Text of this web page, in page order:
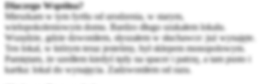
Dlaczego Wspólna?
Mieszkam w tym fyrtlu od urodzenia, w starym,
wielopokoleniowym domu. Bardzo długo szukałem lokalu.
Wszędzie, gdzie dzwoniłem, słyszałem w słuchawce: już wynajęte.
Ten lokal, w którym teraz jesteśmy, był sklepem monopolowym.
Pamiętam, że szedłem kiedyś tędy na spacer i patrzę, a tam pusto i
kartka: lokal do wynajęcia. Zadzwoniłem od razu.